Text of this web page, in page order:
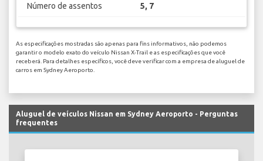
Número de assentos 5, 7
As especificações mostradas são apenas para fins informativos, não podemos
garantir o modelo exato do veículo Nissan X-Trail e as especificações que você
receberá. Para detalhes específicos, você deve verificar com a empresa de aluguel de
carros em Sydney Aeroporto.
Aluguel de veículos Nissan em Sydney Aeroporto - Perguntas
frequentes